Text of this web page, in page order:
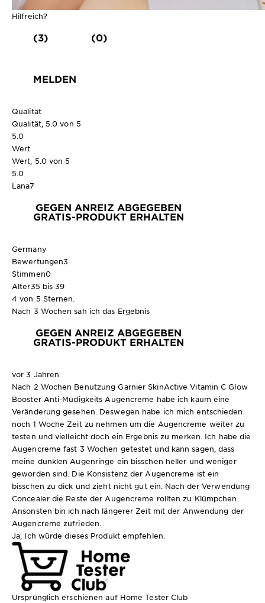
Hilfreich?
(3) (0)
MELDEN
Qualität
Qualität, 5.0 von 5
5.0
Wert
Wert, 5.0 von 5
5.0
Lana7
GEGEN ANREIZ ABGEGEBEN
GRATIS-PRODUKT ERHALTEN
Germany
Bewertungen3
Stimmen0
Alter35 bis 39
4 von 5 Sternen.
Nach 3 Wochen sah ich das Ergebnis
GEGEN ANREIZ ABGEGEBEN
GRATIS-PRODUKT ERHALTEN
vor 3 Jahren
Nach 2 Wochen Benutzung Garnier SkinActive Vitamin C Glow
Booster Anti-Müdigkeits Augencreme habe ich kaum eine
Veränderung gesehen. Deswegen habe ich mich entschieden
noch 1 Woche Zeit zu nehmen um die Augencreme weiter zu
testen und vielleicht doch ein Ergebnis zu merken. Ich habe die
Augencreme fast 3 Wochen getestet und kann sagen, dass
meine dunklen Augenringe ein bisschen heller und weniger
geworden sind. Die Konsistenz der Augencreme ist ein
bisschen zu dick und zieht nicht gut ein. Nach der Verwendung
Concealer die Reste der Augencreme rollten zu Klümpchen.
Ansonsten bin ich nach längerer Zeit mit der Anwendung der
Augencreme zufrieden.
Ja, Ich würde dieses Produkt empfehlen.
Ursprünglich erschienen auf Home Tester Club